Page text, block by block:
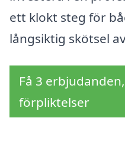
ett klokt steg för
långsiktig skötsel
Få 3
förpliktelser